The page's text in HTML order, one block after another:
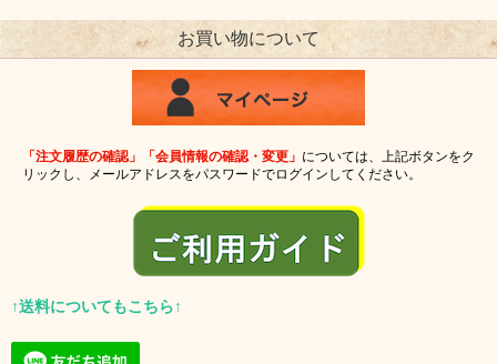
お買い物について
「注文履歴の確認」「会員情報の確認・変更」 については、上記ボタンをク
リックし、メールアドレスをパスワードでログインしてください。
↑送料についてもこちら↑